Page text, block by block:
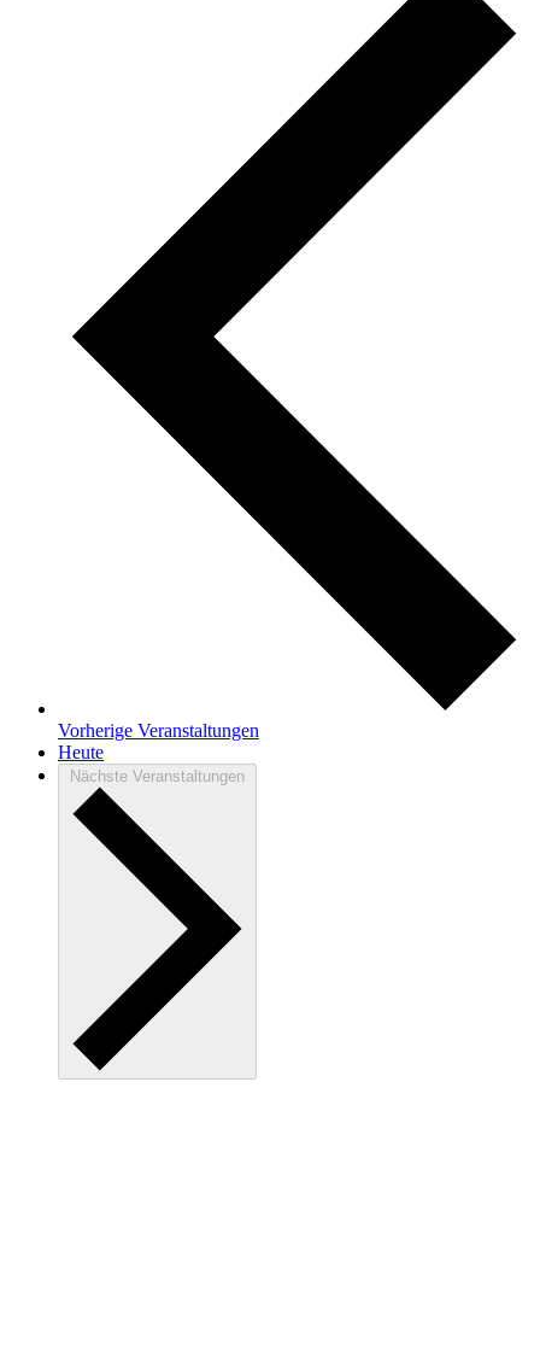
Vorherige Veranstaltungen
Heute
Nächste Veranstaltungen